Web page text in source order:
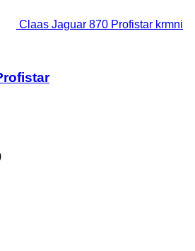
Claas Jaguar 870 Profistar krmni